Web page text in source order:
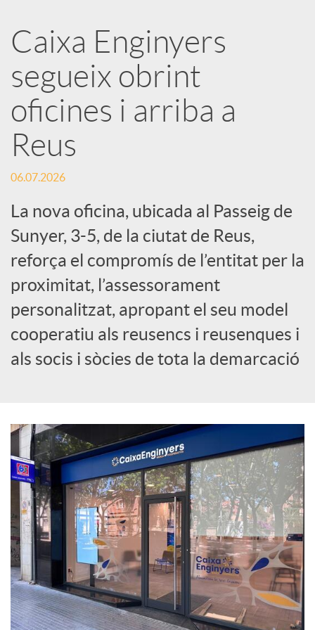
a
r
x
e
s
S
o
c
a
l
s
Caixa Enginyers
segueix obrint
oficines i arriba a
Reus
06.07.2026
La nova oficina, ubicada al Passeig de
Sunyer, 3-5, de la ciutat de Reus,
reforça el compromís de l’entitat per la
proximitat, l’assessorament
personalitzat, apropant el seu model
cooperatiu als reusencs i reusenques i
als socis i sòcies de tota la demarcació